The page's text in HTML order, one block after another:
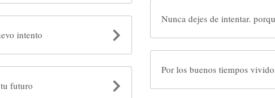
intento
futuro
Nunca dejes de intentar.
Por los buenos tiempos